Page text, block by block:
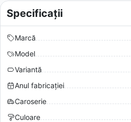
Specificații
Marcă
Model
Variantă
Anul fabricației
Caroserie
Culoare